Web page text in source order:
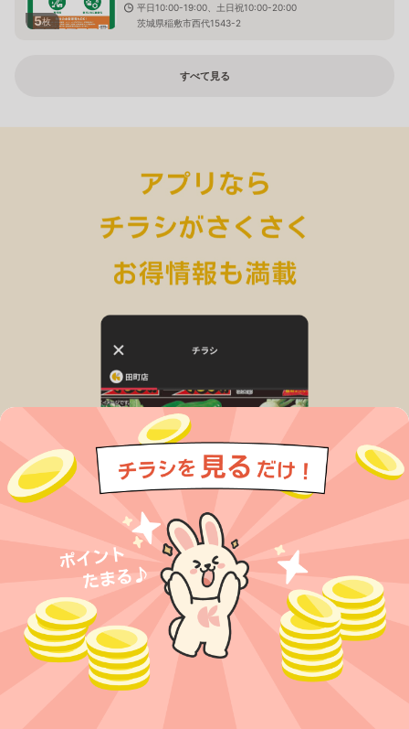
5枚
平日10:00-19:00、土日祝10:00-20:00
茨城県稲敷市西代1543-2
すべて見る